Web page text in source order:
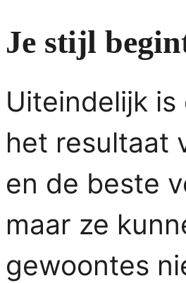
Je stijl
Uiteindelijk
het resultaat
en de beste
maar ze
gewoontes